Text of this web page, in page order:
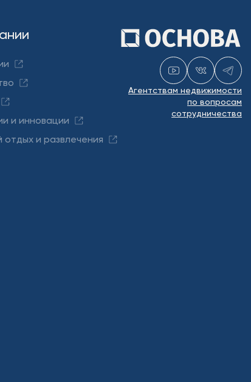
и инновации
и развлечения
Агентствам недвижимости
по вопросам
сотрудничества